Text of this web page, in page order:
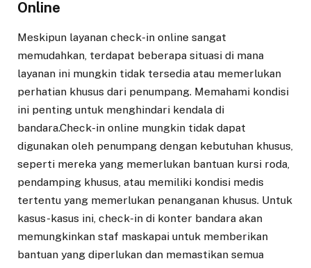
Online
Meskipun layanan check-in online sangat
memudahkan, terdapat beberapa situasi di mana
layanan ini mungkin tidak tersedia atau memerlukan
perhatian khusus dari penumpang. Memahami kondisi
ini penting untuk menghindari kendala di
bandara.Check-in online mungkin tidak dapat
digunakan oleh penumpang dengan kebutuhan khusus,
seperti mereka yang memerlukan bantuan kursi roda,
pendamping khusus, atau memiliki kondisi medis
tertentu yang memerlukan penanganan khusus. Untuk
kasus-kasus ini, check-in di konter bandara akan
memungkinkan staf maskapai untuk memberikan
bantuan yang diperlukan dan memastikan semua